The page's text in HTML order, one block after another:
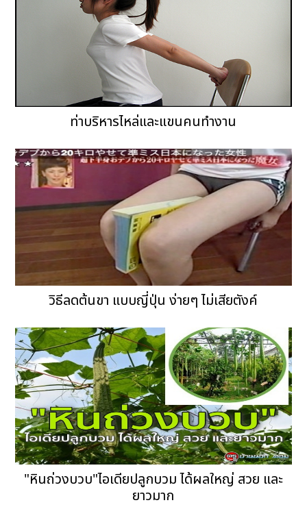
ท่าบริหารไหล่และแขนคนทำงาน
วิธีลดต้นขา แบบญี่ปุ่น ง่ายๆ ไม่เสียตังค์
"หินถ่วงบวบ"ไอเดียปลูกบวม ได้ผลใหญ่ สวย และ
ยาวมาก